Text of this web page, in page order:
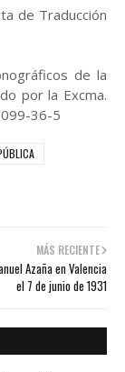
de Traducción
de la
por la Excma.
36-5
MÁS RECIENTE
Azaña en Valencia
el 7 de junio de 1931